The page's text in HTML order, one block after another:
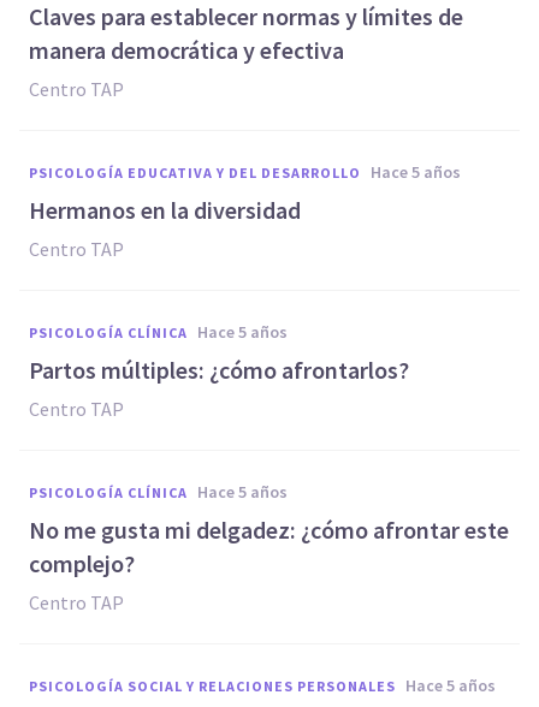
Claves para establecer normas y límites de
manera democrática y efectiva
Centro TAP
PSICOLOGÍA EDUCATIVA Y DEL DESARROLLO hace 5 años
Hermanos en la diversidad
Centro TAP
PSICOLOGÍA CLÍNICA hace 5 años
Partos múltiples: ¿cómo afrontarlos?
Centro TAP
PSICOLOGÍA CLÍNICA hace 5 años
No me gusta mi delgadez: ¿cómo afrontar este
complejo?
Centro TAP
PSICOLOGÍA SOCIAL Y RELACIONES PERSONALES hace 5 años